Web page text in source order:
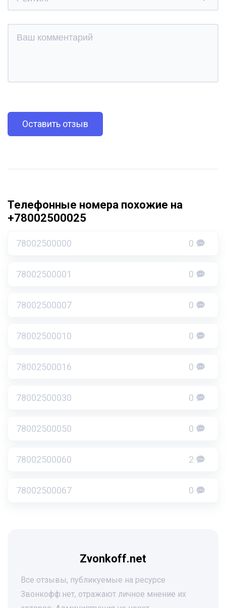
Оставить отзыв
Телефонные номера похожие на
+78002500025
78002500000 0
78002500001 0
78002500007 0
78002500010 0
78002500016 0
78002500030 0
78002500050 0
78002500060 2
78002500067 0
Zvonkoff.net
Все отзывы, публикуемые на ресурсе
Звонкофф.нет, отражают личное мнение их